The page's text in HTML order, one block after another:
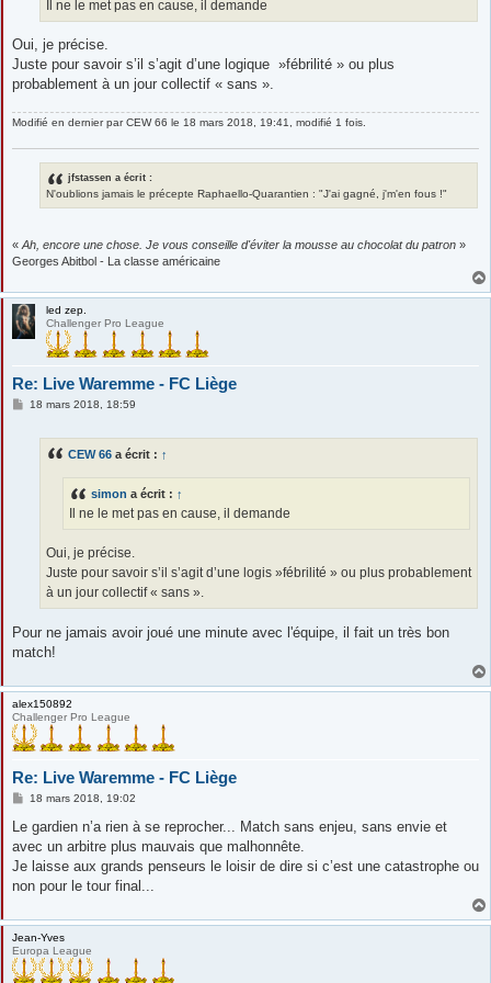
Il ne le met pas en cause, il demande
Oui, je précise.
Juste pour savoir s’il s’agit d’une logique »fébrilité » ou plus
probablement à un jour collectif « sans ».
Modifié en dernier parCEW 66 le 18 mars 2018, 19:41, modifié 1 fois.
jfstassen a écrit :
N'oublions jamais le précepte Raphaello-Quarantien : "J'ai gagné, j'm'en fous !"
« Ah, encore une chose. Je vous conseille d'éviter la mousse au chocolat du patron »
Georges Abitbol - La classe américaine
led zep.
Challenger Pro League
Re: Live Waremme - FC Liège
M
18 mars 2018, 18:59
CEW 66 a écrit : ↑
simon a écrit : ↑
Il ne le met pas en cause, il demande
Oui, je précise.
Juste pour savoir s’il s’agit d’une logis »fébrilité » ou plus probablement
à un jour collectif « sans ».
Pour ne jamais avoir joué une minute avec l'équipe, il fait un très bon
match!
alex150892
Challenger Pro League
Re: Live Waremme - FC Liège
M
s
a
g
18 mars 2018, 19:02
Le gardien n’a rien à se reprocher... Match sans enjeu, sans envie et
avec un arbitre plus mauvais que malhonnête.
Je laisse aux grands penseurs le loisir de dire si c’est une catastrophe ou
non pour le tour final...
Jean-Yves
Europa League